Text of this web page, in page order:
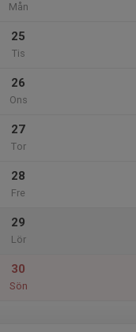
Mån
25
Tis
26
Ons
27
Tor
28
Fre
29
Lör
30
Sön